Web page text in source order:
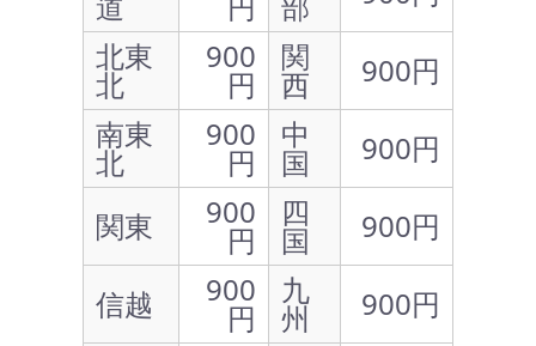
北東
北
900
円
関
西
900円
南東
北
900
円
中
国
900円
関東
900
円
四
国
900円
信越
900
円
九
州
900円